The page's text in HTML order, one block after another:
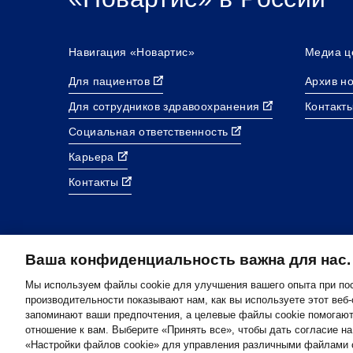
Навигация «Новартис»
Для пациентов
Для сотрудников здравоохранения
Социальная ответственность
Карьера
Контакты
Медиа
Архив
Footer
Bottom
© 2026 Novartis AG
Политика конфиденциальности
Правила
Ваша конфиденциальность важна для нас.
Мы используем файлы cookie для улучшения вашего опыта при
производительности показывают нам, как вы используете этот
запоминают ваши предпочтения, а целевые файлы cookie
отношение к вам. Выберите «Принять все», чтобы дать согласие
«Настройки файлов cookie» для управления различными файлами